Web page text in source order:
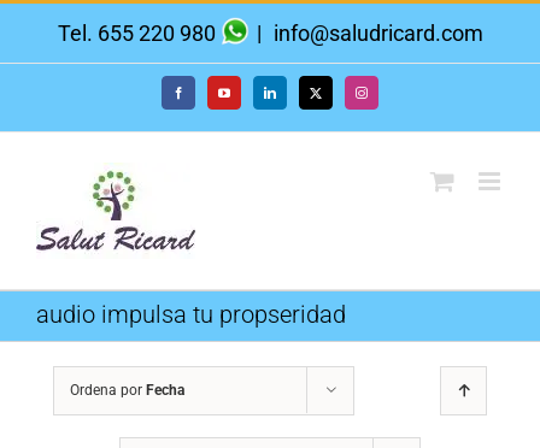
Tel. 655 220 980 | info@saludricard.com
FacebookYouTube LinkedIn X Instagram
audio impulsa tu propseridad
Ordena por Fecha